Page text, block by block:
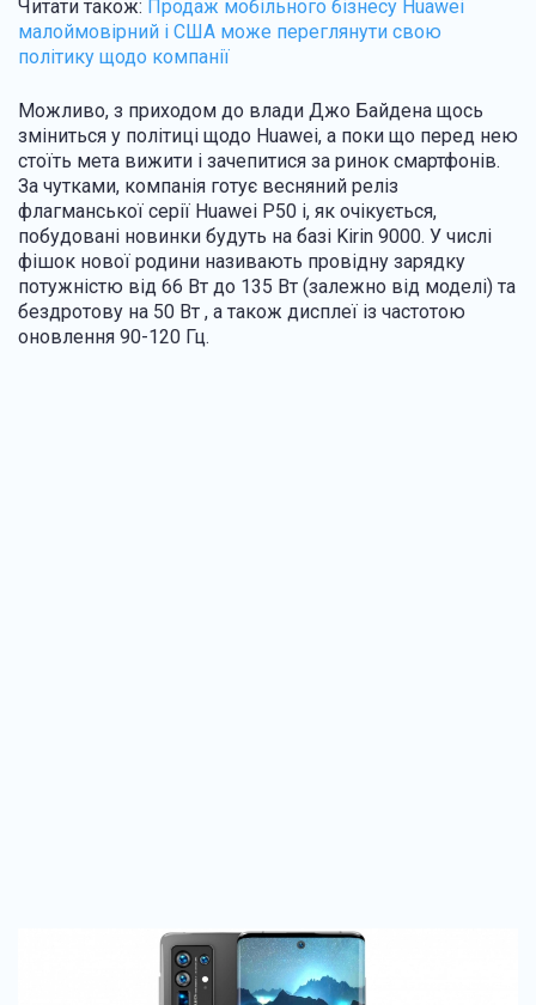
Читати також: Продаж мобільного бізнесу Huawei
малоймовірний і США може переглянути свою
політику щодо компанії
Можливо, з приходом до влади Джо Байдена щось
зміниться у політиці щодо Huawei, а поки що перед нею
стоїть мета вижити і зачепитися за ринок смартфонів.
За чутками, компанія готує весняний реліз
флагманської серії Huawei P50 і, як очікується,
побудовані новинки будуть на базі Kirin 9000. У числі
фішок нової родини називають провідну зарядку
потужністю від 66 Вт до 135 Вт (залежно від моделі) та
бездротову на 50 Вт , а також дисплеї із частотою
оновлення 90-120 Гц.